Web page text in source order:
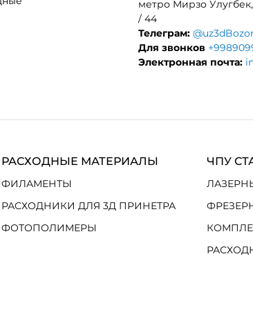
метро Мирзо
/ 44
Телеграм: @uz3dBozor
Для звонков
Электронная почта:
РАСХОДНЫЕ МАТЕРИАЛЫ
ФИЛАМЕНТЫ
РАСХОДНИКИ ДЛЯ 3Д ПРИНЕТРА
ФОТОПОЛИМЕРЫ
ЧПУ